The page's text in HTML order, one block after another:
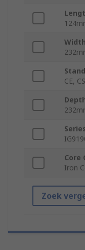
Width
CE,
Core
Iron
Zoek